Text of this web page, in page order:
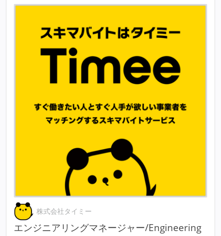
株式会社タイミー
エンジニアリングマネージャー/Engineering